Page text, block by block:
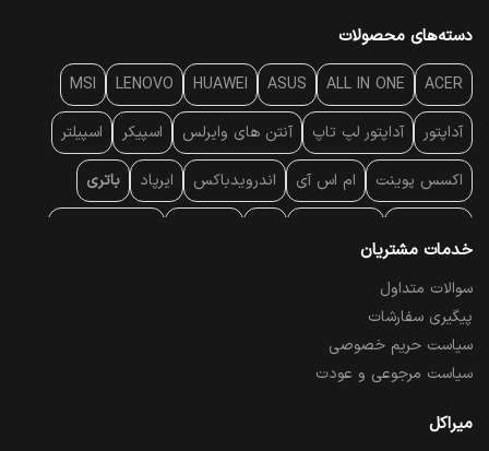
دسته‌های محصولات
ACER
ALL IN ONE
ASUS
HUAWEI
LENOVO
MSI
آداپتور آداپتور لپ تاپ آنتن‌ های وایرلس اسپیکر اسپیلتر
اکسس پوینت ام اس آی اندرویدباکس ایرپاد باتری
پایه سقفی
پرده نمایش
تبلت و موبایل تجهیزات پسیو شبکه
تلویزیون
خدمات مشتریان
سوالات متداول
پیگیری سفارشات
سیاست حریم خصوصی
سیاست مرجوعی و عودت
میراکل